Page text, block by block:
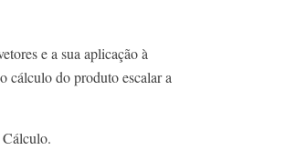
e a sua aplicação à
cálculo do produto escalar a